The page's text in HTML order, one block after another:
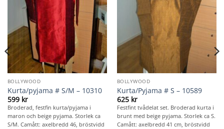
BOLLYWOOD
Kurta/pyjama # S/M – 10310
599 kr
Broderad, festfin kurta/pyjama i
maron och beige pyjama. Storlek ca
S/M. Camått: axelbredd 46, bröstvidd
BOLLYWOOD
Kurta/Pyjama # S – 10589
625 kr
Festfint tvådelat set. Broderad kurta i
brunt med beige pyjama. Storlek ca S.
Camått: axelbredd 41 cm, bröstvidd